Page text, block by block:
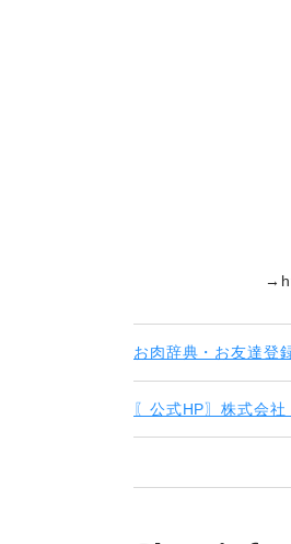
お肉辞典・お友達登
〖公式HP〗株式会社